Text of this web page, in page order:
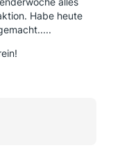
Habe heute